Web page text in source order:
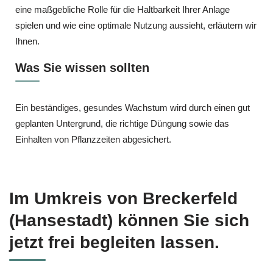
eine maßgebliche Rolle für die Haltbarkeit Ihrer Anlage
spielen und wie eine optimale Nutzung aussieht, erläutern wir
Ihnen.
Was Sie wissen sollten
Ein beständiges, gesundes Wachstum wird durch einen gut
geplanten Untergrund, die richtige Düngung sowie das
Einhalten von Pflanzzeiten abgesichert.
Im Umkreis von Breckerfeld
(Hansestadt) können Sie sich
jetzt frei begleiten lassen.